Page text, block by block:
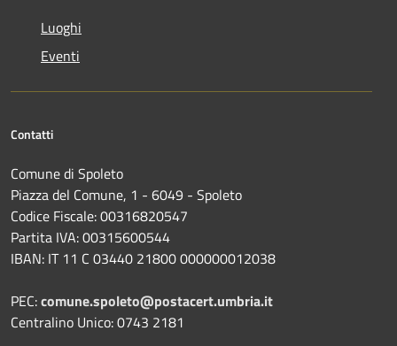
Luoghi
Eventi
Contatti
Comune di Spoleto
Piazza del Comune, 1 - 6049 - Spoleto
Codice Fiscale: 00316820547
Partita IVA: 00315600544
IBAN: IT 11 C 03440 21800 000000012038
PEC:comune.spoleto@postacert.umbria.it
Centralino Unico: 0743 2181